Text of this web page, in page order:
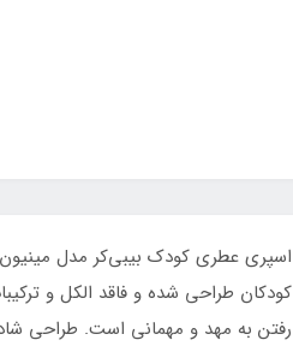
اسپری عطری کودک بیبی‌کر مدل
کودکان طراحی شده و فاقد الکل و
رفتن به مهد و مهمانی است. طراحی